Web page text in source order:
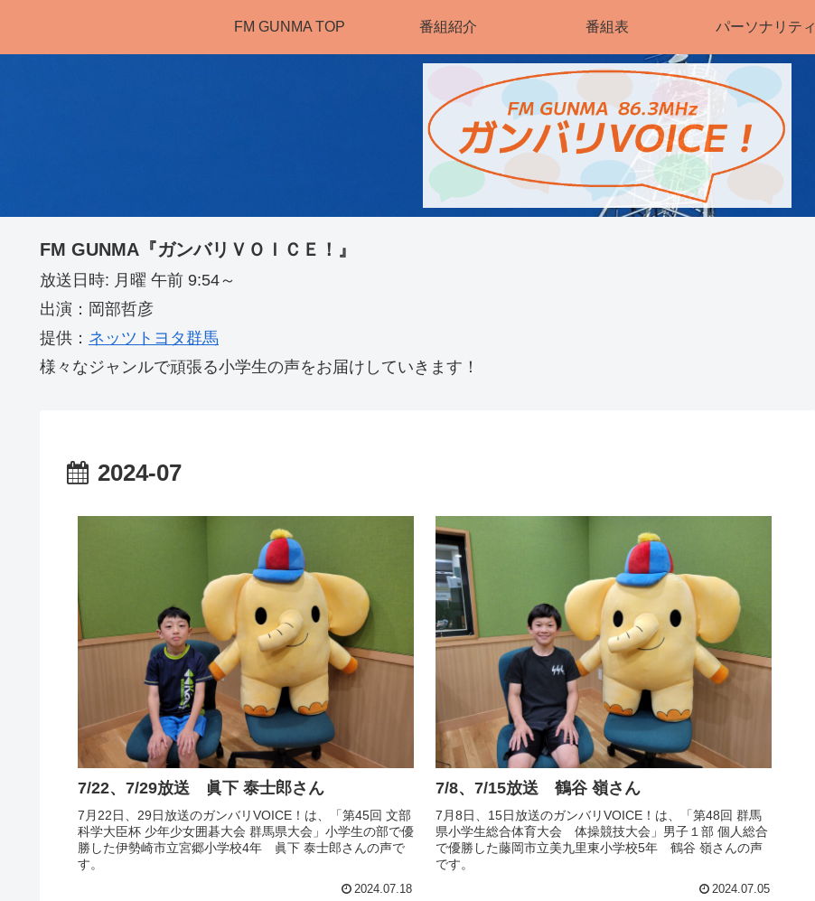
FM GUNMA TOP 番組紹介 番組表 パーソナリティ
FM GUNMA『ガンバリＶＯＩＣＥ！』
放送日時: 月曜 午前 9:54～
出演：岡部哲彦
提供： ネッツトヨタ群馬
様々なジャンルで頑張る小学生の声をお届けしていきます！
2024-07
7/22、7/29放送 眞下 泰士郎さん
7月22日、29日放送のガンバリVOICE！は、「第45回 文部
科学大臣杯 少年少女囲碁大会 群馬県大会」小学生の部で優
勝した伊勢崎市立宮郷小学校4年 眞下 泰士郎さんの声で
す。
2024.07.18
7/8、7/15放送 鶴谷 嶺さん
7月8日、15日放送のガンバリVOICE！は、「第48回 群馬
県小学生総合体育大会 体操競技大会」男子１部 個人総合
で優勝した藤岡市立美九里東小学校5年 鶴谷 嶺さんの声
です。
2024.07.05